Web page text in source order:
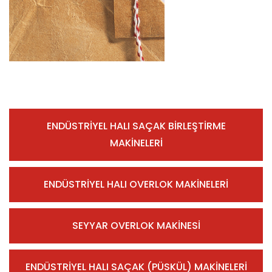
ENDÜSTRİYEL HALI SAÇAK BİRLEŞTİRME
MAKİNELERİ
ENDÜSTRİYEL HALI OVERLOK MAKİNELERİ
SEYYAR OVERLOK MAKİNESİ
ENDÜSTRİYEL HALI SAÇAK (PÜSKÜL) MAKİNELERİ